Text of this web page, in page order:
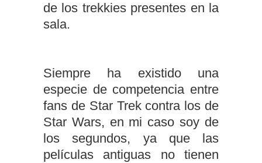
de los trekkies presentes en la
sala.
Siempre ha existido una
especie de competencia entre
fans de Star Trek contra los de
Star Wars, en mi caso soy de
los segundos, ya que las
películas antiguas no tienen